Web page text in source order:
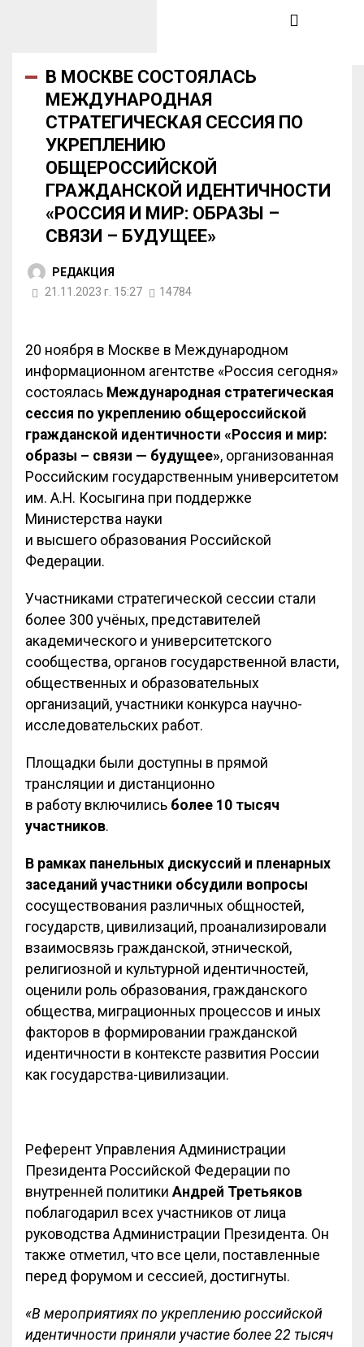
В МОСКВЕ СОСТОЯЛАСЬ
МЕЖДУНАРОДНАЯ
СТРАТЕГИЧЕСКАЯ СЕССИЯ ПО
УКРЕПЛЕНИЮ
ОБЩЕРОССИЙСКОЙ
ГРАЖДАНСКОЙ ИДЕНТИЧНОСТИ
«РОССИЯ И МИР: ОБРАЗЫ –
СВЯЗИ – БУДУЩЕЕ»
РЕДАКЦИЯ
21.11.2023 г. 15:27
14784
20 ноября в Москве в Международном
информационном агентстве «Россия сегодня»
состоялась Международная стратегическая
сессия по укреплению общероссийской
гражданской идентичности «Россия и мир:
образы – связи — будущее», организованная
Российским государственным университетом
им. А.Н. Косыгина при поддержке
Министерства науки
и высшего образования Российской
Федерации.
Участниками стратегической сессии стали
более 300 учёных, представителей
академического и университетского
сообщества, органов государственной власти,
общественных и образовательных
организаций, участники конкурса научно-
исследовательских работ.
Площадки были доступны в прямой
трансляции и дистанционно
в работу включились более 10 тысяч
участников.
В рамках панельных дискуссий и пленарных
заседаний участники обсудили вопросы
сосуществования различных общностей,
государств, цивилизаций, проанализировали
взаимосвязь гражданской, этнической,
религиозной и культурной идентичностей,
оценили роль образования, гражданского
общества, миграционных процессов и иных
факторов в формировании гражданской
идентичности в контексте развития России
как государства-цивилизации.
Референт Управления Администрации
Президента Российской Федерации по
внутренней политики Андрей Третьяков
поблагодарил всех участников от лица
руководства Администрации Президента. Он
также отметил, что все цели, поставленные
перед форумом и сессией, достигнуты.
«В мероприятиях по укреплению российской
идентичности приняли участие более 22 тысяч